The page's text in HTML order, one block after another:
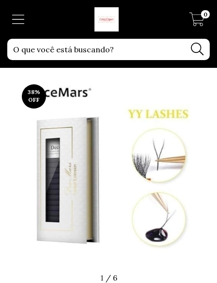
0
38%
OFF
1 / 6